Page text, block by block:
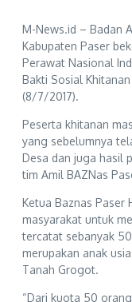
M-News.id – Badan
Kabupaten Paser
Perawat Nasional
Bakti Sosial
(8/7/2017).
Peserta khitanan
yang sebelumnya
Desa dan juga hasil
tim Amil BAZNas
Ketua Baznas Paser
masyarakat untuk
tercatat sebanyak
merupakan anak
Tanah Grogot.
“Dari kuota 50